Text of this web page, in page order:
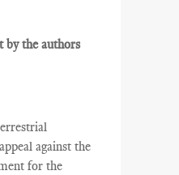
by the authors
against the
for the